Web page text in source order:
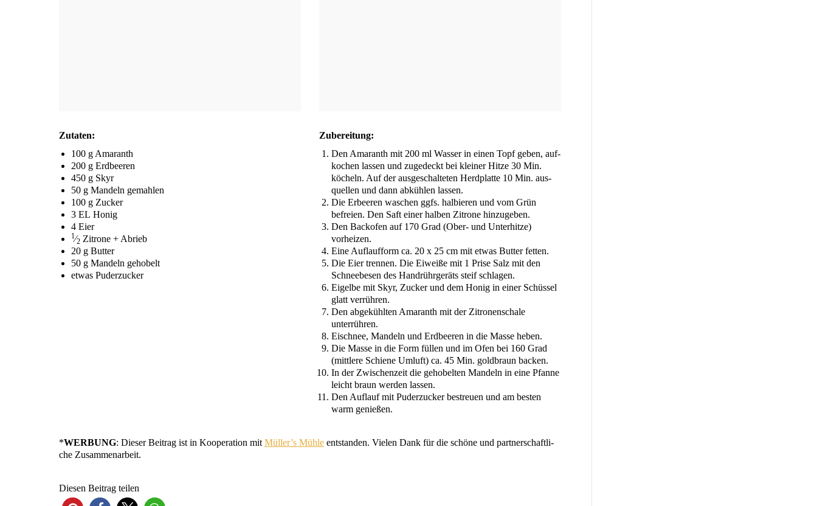
Zuta­ten:
100 g Amaranth
200 g Erdbeeren
450 g Skyr
50 g Man­deln gemahlen
100 g Zucker
3 EL Honig
4 Eier
1⁄2 Zitro­ne + Abrieb
20 g Butter
50 g Man­deln gehobelt
etwas Puder­zu­cker
Zube­rei­tung:
Den Ama­ranth mit 200 ml Was­ser in einen Topf geben, auf­
ko­chen las­sen und zuge­deckt bei klei­ner Hit­ze 30 Min.
köcheln. Auf der aus­ge­schal­te­ten Herd­plat­te 10 Min. aus­
quel­len und dann abküh­len lassen.
Die Erbee­ren waschen ggfs. hal­bie­ren und vom Grün
befrei­en. Den Saft einer hal­ben Zitro­ne hinzugeben.
Den Back­ofen auf 170 Grad (Ober- und Unter­hit­ze)
vorheizen.
Eine Auf­lauf­form ca. 20 x 25 cm mit etwas But­ter fetten.
Die Eier tren­nen. Die Eiwei­ße mit 1 Pri­se Salz mit den
Schnee­be­sen des Hand­rühr­ge­räts steif schlagen.
Eigel­be mit Skyr, Zucker und dem Honig in einer Schüs­sel
glatt verrühren.
Den abge­kühl­ten Ama­ranth mit der Zitro­nen­scha­le
unterrühren.
Eischnee, Man­deln und Erd­bee­ren in die Mas­se heben.
Die Mas­se in die Form fül­len und im Ofen bei 160 Grad
(mitt­le­re Schie­ne Umluft) ca. 45 Min. gold­braun backen.
In der Zwi­schen­zeit die geho­bel­ten Man­deln in eine Pfan­ne
leicht braun wer­den lassen.
Den Auf­lauf mit Puder­zu­cker bestreu­en und am bes­ten
warm genießen.
*WERBUNG: Die­ser Bei­trag ist in Koope­ra­ti­on mit Müller’s Müh­le ent­stan­den. Vie­len Dank für die schö­ne und part­ner­schaft­li­
che Zusammenarbeit.
Die­sen Bei­trag teilen